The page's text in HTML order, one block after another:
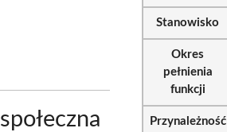
Stanowisko
Okres
pełnienia
funkcji
Przynależność